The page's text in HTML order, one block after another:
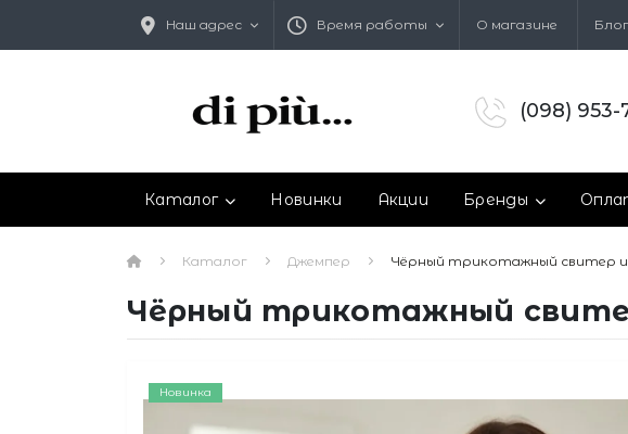
Наш адрес Время работы О магазине Блог
(098) 953-
Каталог Новинки Акции Бренды
Каталог Джемпер Чёрный трикотажный свитер
Чёрный трикотажный
Новинка